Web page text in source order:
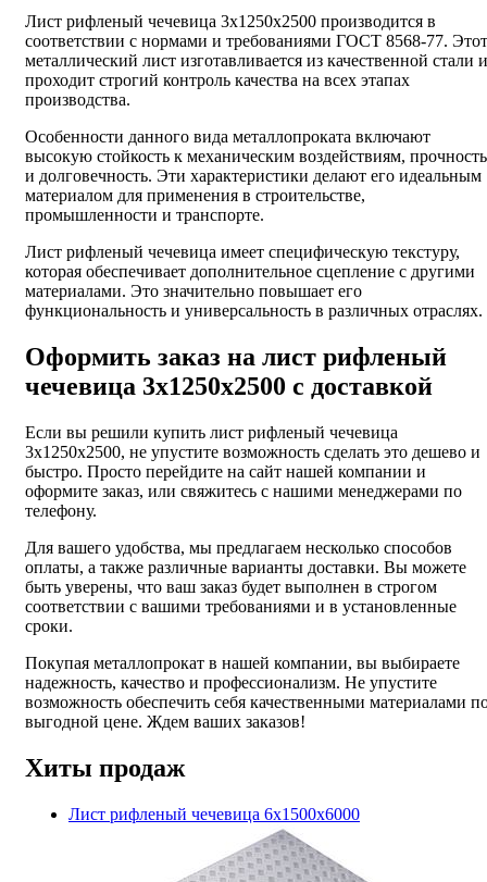
Лист рифленый чечевица 3х1250х2500 производится в
соответствии с нормами и требованиями ГОСТ 8568-77. Этот
металлический лист изготавливается из качественной стали и
проходит строгий контроль качества на всех этапах
производства.
Особенности данного вида металлопроката включают
высокую стойкость к механическим воздействиям, прочность
и долговечность. Эти характеристики делают его идеальным
материалом для применения в строительстве,
промышленности и транспорте.
Лист рифленый чечевица имеет специфическую текстуру,
которая обеспечивает дополнительное сцепление с другими
материалами. Это значительно повышает его
функциональность и универсальность в различных отраслях.
Оформить заказ на лист рифленый
чечевица 3х1250х2500 с доставкой
Если вы решили купить лист рифленый чечевица
3х1250х2500, не упустите возможность сделать это дешево и
быстро. Просто перейдите на сайт нашей компании и
оформите заказ, или свяжитесь с нашими менеджерами по
телефону.
Для вашего удобства, мы предлагаем несколько способов
оплаты, а также различные варианты доставки. Вы можете
быть уверены, что ваш заказ будет выполнен в строгом
соответствии с вашими требованиями и в установленные
сроки.
Покупая металлопрокат в нашей компании, вы выбираете
надежность, качество и профессионализм. Не упустите
возможность обеспечить себя качественными материалами
выгодной цене. Ждем ваших заказов!
Хиты продаж
Лист рифленый чечевица 6х1500х6000